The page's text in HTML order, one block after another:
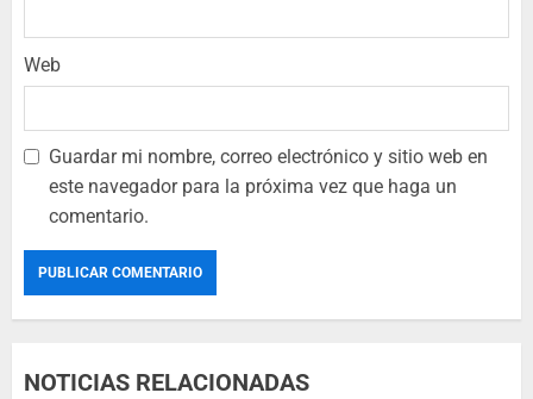
Web
Guardar mi nombre, correo electrónico y sitio web en
este navegador para la próxima vez que haga un
comentario.
NOTICIAS RELACIONADAS